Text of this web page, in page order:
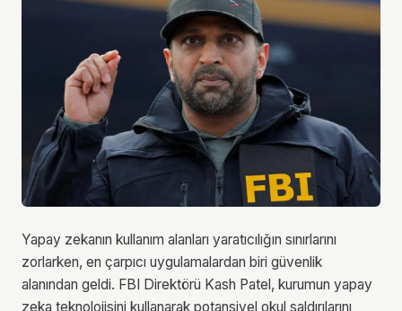
Yapay zekanın kullanım alanları yaratıcılığın sınırlarını
zorlarken, en çarpıcı uygulamalardan biri güvenlik
alanından geldi. FBI Direktörü Kash Patel, kurumun yapay
zeka teknolojisini kullanarak potansiyel okul saldırılarını